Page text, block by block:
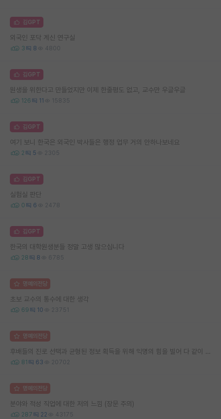
김GPT
외국인 포닥 계신 연구실
3 8 4800
김GPT
원생을 위한다고 만들었지만 이제 한줄평도 없고, 교수만 우글우글
126 11 15835
김GPT
여기 보니 한국은 외국인 박사들은 행정 업무 거의 안하나보네요
2 5 2305
김GPT
실험실 판단
0 6 2478
김GPT
한국의 대학원생분들 정말 고생 많으십니다
28 8 6785
명예의전당
초보 교수의 통수에 대한 생각
69 10 23751
명예의전당
후배들의 진로 선택과 균형된 정보 획득을 위해 익명의 힘을 빌어 다 같이 연봉 공개 타임 한번 갖는 것 어때요?
81 63 20702
명예의전당
분야와 적성 직업에 대한 저의 느낌 (장문 주의)
287 22 43175